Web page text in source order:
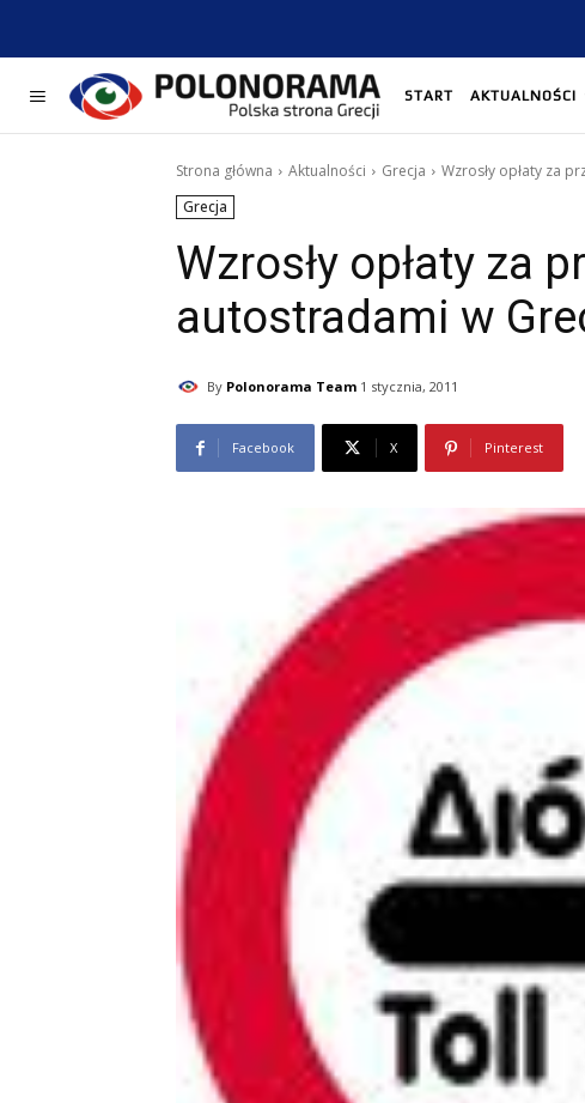
START AKTUALNOŚCI
Strona główna Aktualności Grecja
Wzrosły opłaty za
Grecja
Wzrosły opłaty za
autostradami w
By Polonorama Team 1 stycznia, 2011
Facebook X Pinterest